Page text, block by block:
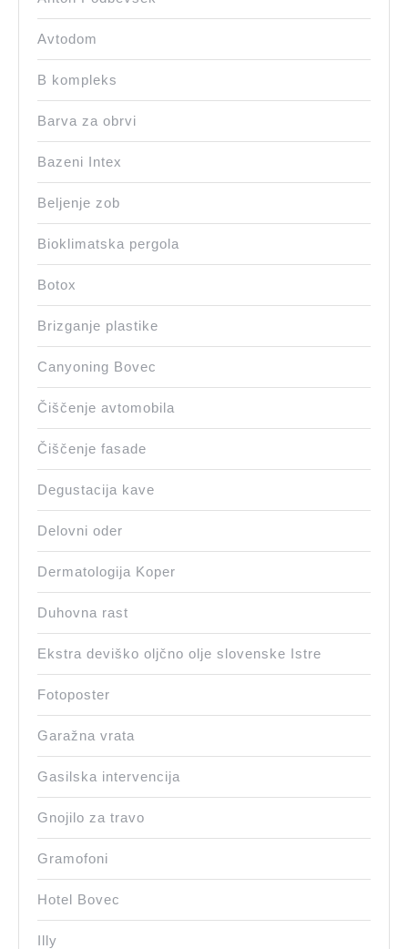
Avtodom
B kompleks
Barva za obrvi
Bazeni Intex
Beljenje zob
Bioklimatska pergola
Botox
Brizganje plastike
Canyoning Bovec
Čiščenje avtomobila
Čiščenje fasade
Degustacija kave
Delovni oder
Dermatologija Koper
Duhovna rast
Ekstra deviško oljčno olje slovenske Istre
Fotoposter
Garažna vrata
Gasilska intervencija
Gnojilo za travo
Gramofoni
Hotel Bovec
Illy